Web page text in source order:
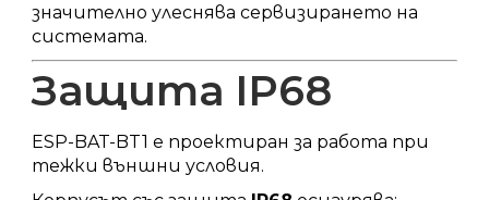
значително улеснява сервизирането на
системата.
Защита IP68
ESP-BAT-BT1 е проектиран за работа при
тежки външни условия.